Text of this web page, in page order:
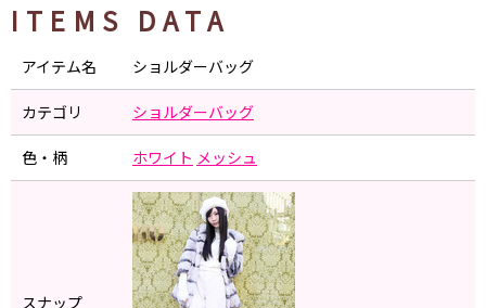
ITEMS DATA
アイテム名 ショルダーバッグ
カテゴリ ショルダーバッグ
色・柄 ホワイト メッシュ
スナップ